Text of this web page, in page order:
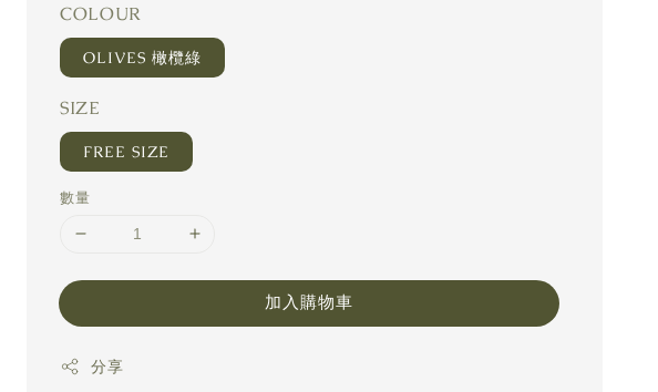
COLOUR
OLIVES 橄欖綠
SIZE
FREE SIZE
數量
加入購物車
分享